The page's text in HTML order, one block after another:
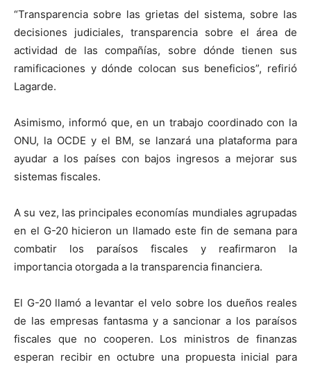
“Transparencia sobre las grietas del sistema, sobre las
decisiones judiciales, transparencia sobre el área de
actividad de las compañías, sobre dónde tienen sus
ramificaciones y dónde colocan sus beneficios”, refirió
Lagarde.
Asimismo, informó que, en un trabajo coordinado con la
ONU, la OCDE y el BM, se lanzará una plataforma para
ayudar a los países con bajos ingresos a mejorar sus
sistemas fiscales.
A su vez, las principales economías mundiales agrupadas
en el G-20 hicieron un llamado este fin de semana para
combatir los paraísos fiscales y reafirmaron la
importancia otorgada a la transparencia financiera.
El G-20 llamó a levantar el velo sobre los dueños reales
de las empresas fantasma y a sancionar a los paraísos
fiscales que no cooperen. Los ministros de finanzas
esperan recibir en octubre una propuesta inicial para